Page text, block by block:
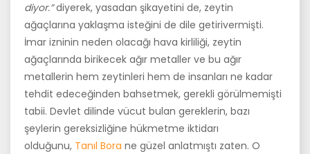
diyor.”diyerek, yasadan şikayetini de, zeytin
ağaçlarına yaklaşma isteğini de dile getirivermişti.
İmar izninin neden olacağı hava kirliliği, zeytin
ağaçlarında birikecek ağır metaller ve bu ağır
metallerin hem zeytinleri hem de insanları ne kadar
tehdit edeceğinden bahsetmek, gerekli görülmemişti
tabii. Devlet dilinde vücut bulan gereklerin, bazı
şeylerin gereksizliğine hükmetme iktidarı
olduğunu, Tanıl Bora ne güzel anlatmıştı zaten. O